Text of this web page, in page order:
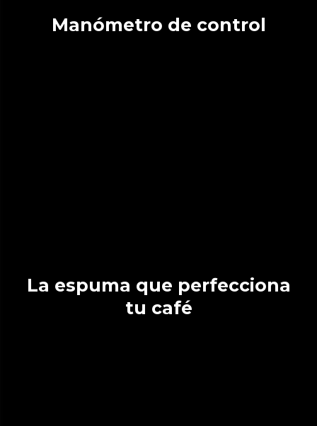
Manómetro de control
La espuma que perfecciona
tu café